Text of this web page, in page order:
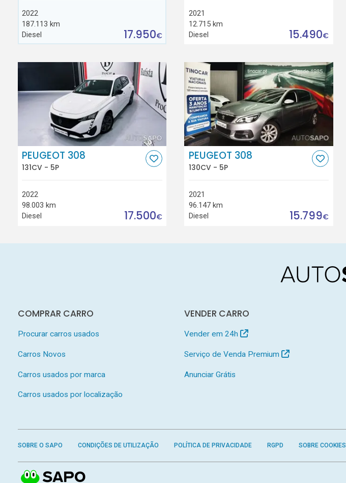
2022
187.113 km
Diesel
17.950€
2021
12.715 km
Diesel
15.490€
PEUGEOT 308
131CV - 5P
2022
98.003 km
Diesel
17.500€
PEUGEOT 308
130CV - 5P
2021
96.147 km
Diesel
15.799€
COMPRAR CARRO
Procurar carros usados
Carros Novos
Carros usados por marca
Carros usados por localização
VENDER CARRO
Vender em 24h
Serviço de Venda Premium
Anunciar Grátis
SOBRE O SAPO CONDIÇÕES DE UTILIZAÇÃO POLÍTICA DE PRIVACIDADE RGPD SOBRE COOKIES